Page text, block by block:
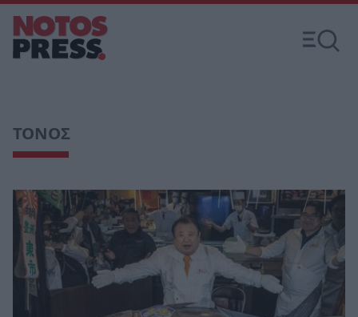
ΤΟΝΟΣ